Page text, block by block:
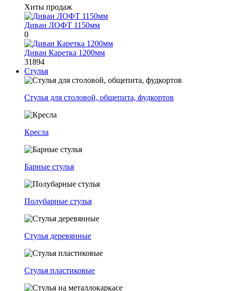
Хиты продаж
Диван ЛОФТ 1150мм
0
Диван Каретка 1200мм
31894
Стулья
Стулья для столовой, общепита, фудкортов
Кресла
Барные стулья
Полубарные стулья
Стулья деревянные
Стулья пластиковые